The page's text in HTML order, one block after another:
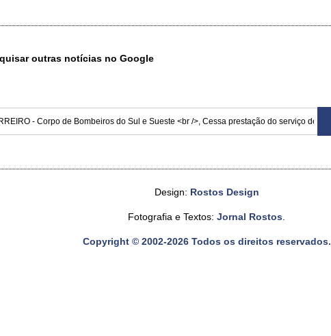
outras notícias no Google
Design: Rostos Design
Fotografia e Textos: Jornal Rostos
Copyright © 2002-2026 Todos os direitos reservados.